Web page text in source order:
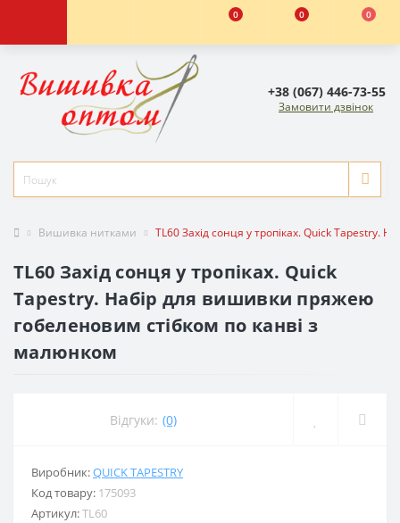
0 0 0
+38 (067) 446-73-55
Замовити дзвінок
Вишивка нитками TL60 Захід сонця у тропіках. Quick Tapestry.
TL60 Захід сонця у тропіках. Quick
Tapestry. Набір для вишивки пряжею
гобеленовим стібком по канві з
малюнком
Відгуки: (0)
Виробник:QUICK TAPESTRY
Код товару: 175093
Артикул:TL60